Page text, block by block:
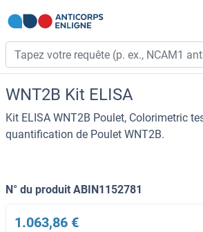
WNT2B Kit ELISA
Kit ELISA WNT2B Poulet, Colorimetric
quantification de Poulet WNT2B.
N° du produit ABIN1152781
1.063,86 €